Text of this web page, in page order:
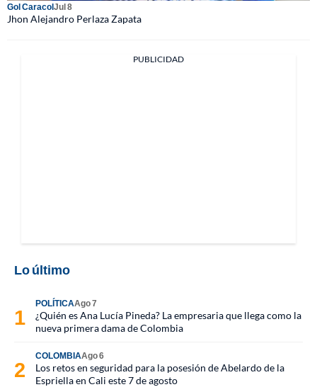
Gol CaracolJul 8
Jhon Alejandro Perlaza Zapata
PUBLICIDAD
Lo último
POLÍTICAAgo 7
¿Quién es Ana Lucía Pineda? La empresaria que llega como la
nueva primera dama de Colombia
COLOMBIAAgo 6
Los retos en seguridad para la posesión de Abelardo de la
Espriella en Cali este 7 de agosto